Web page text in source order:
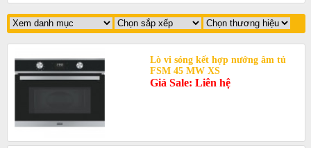
Lò vi sóng kết hợp nướng âm tủ
FSM 45 MW XS
Giá Sale: Liên hệ